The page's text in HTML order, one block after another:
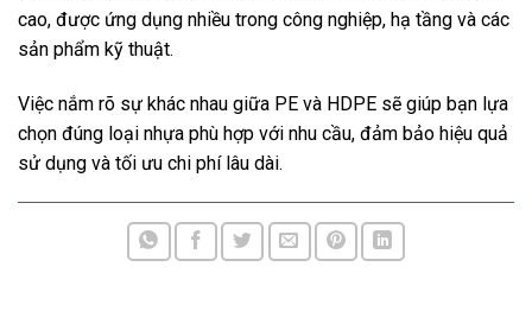
cao, được ứng dụng nhiều trong công nghiệp, hạ tầng và các
sản phẩm kỹ thuật.
Việc nắm rõ sự khác nhau giữa PE và HDPE sẽ giúp bạn lựa
chọn đúng loại nhựa phù hợp với nhu cầu, đảm bảo hiệu quả
sử dụng và tối ưu chi phí lâu dài.